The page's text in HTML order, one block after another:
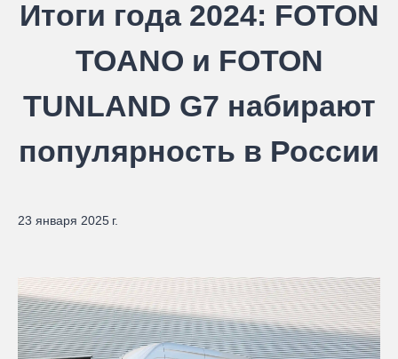
Итоги года 2024: FOTON
TOANO и FOTON
TUNLAND G7 набирают
популярность в России
23 января 2025 г.